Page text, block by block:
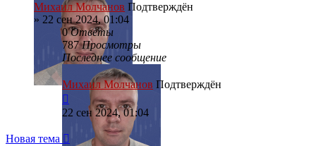
Михаил Молчанов Подтверждён
» 22 сен 2024, 01:04
0Ответы
787Просмотры
Последнее сообщение
Михаил Молчанов Подтверждён
22 сен 2024, 01:04
Новая тема